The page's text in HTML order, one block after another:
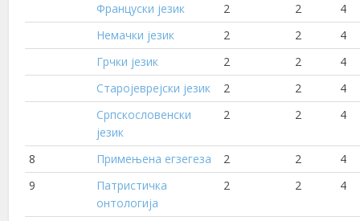
Француски језик
2 2
4
Немачки језик
2 2
4
Грчки језик
2 2
4
Старојеврејски језик
2 2
4
Српскословенски
језик
2 2 4
8 Примењена егзегеза 2 2
4
9
Патристичка
онтологија
2 2 4